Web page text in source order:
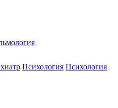
Психология Психология